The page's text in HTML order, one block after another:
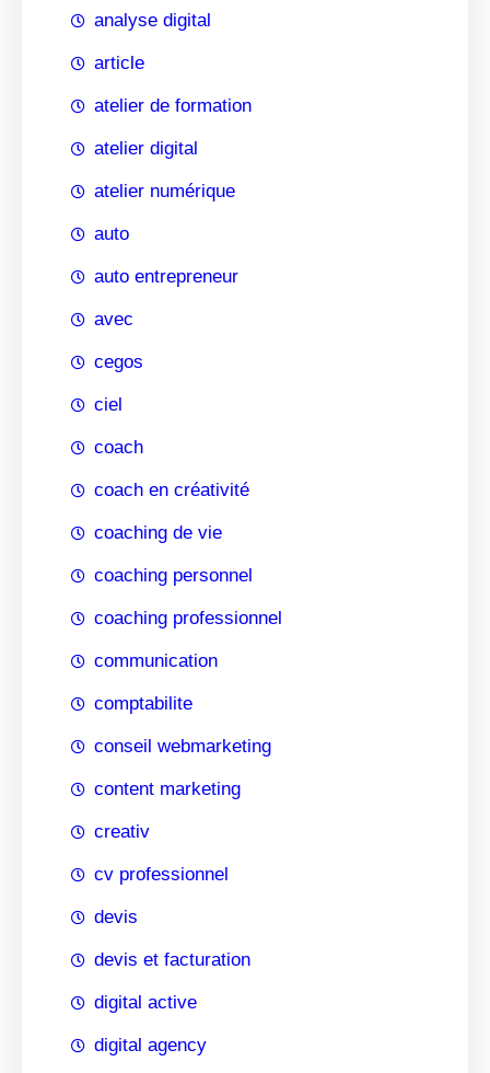
analyse digital
article
atelier de formation
atelier digital
atelier numérique
auto
auto entrepreneur
avec
cegos
ciel
coach
coach en créativité
coaching de vie
coaching personnel
coaching professionnel
communication
comptabilite
conseil webmarketing
content marketing
creativ
cv professionnel
devis
devis et facturation
digital active
digital agency